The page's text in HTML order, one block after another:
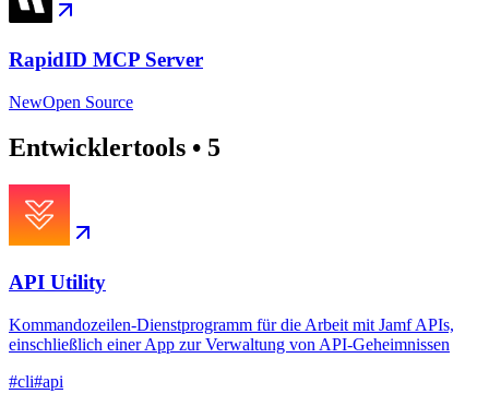
RapidID MCP Server
NewOpen Source
Entwicklertools • 5
API Utility
Kommandozeilen-Dienstprogramm für die Arbeit mit Jamf APIs,
einschließlich einer App zur Verwaltung von API-Geheimnissen
#cli#api